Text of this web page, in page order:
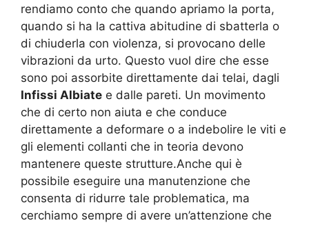
rendiamo conto che quando apriamo la porta,
quando si ha la cattiva abitudine di sbatterla o
di chiuderla con violenza, si provocano delle
vibrazioni da urto. Questo vuol dire che esse
sono poi assorbite direttamente dai telai, dagli
Infissi Albiate e dalle pareti. Un movimento
che di certo non aiuta e che conduce
direttamente a deformare o a indebolire le viti e
gli elementi collanti che in teoria devono
mantenere queste strutture.Anche qui è
possibile eseguire una manutenzione che
consenta di ridurre tale problematica, ma
cerchiamo sempre di avere un’attenzione che